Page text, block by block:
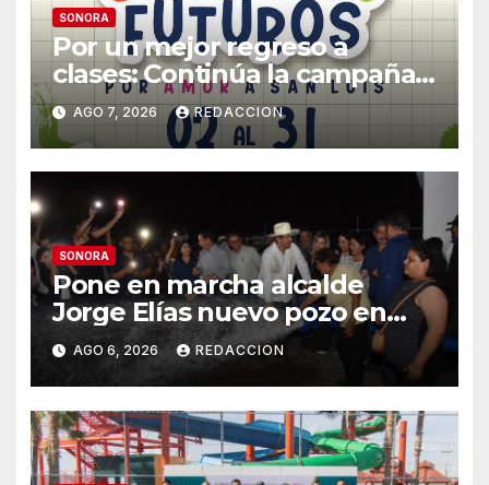
SONORA
Por un mejor regreso a
clases: Continúa la campaña
de recolección de útiles
«Coloreando Futuros»
AGO 7, 2026 REDACCION
SONORA
Pone en marcha alcalde
Jorge Elías nuevo pozo en
Tierra Blanca, Tesia:
Suministrará 20 litros por
segundo de agua potable
AGO 6, 2026 REDACCION